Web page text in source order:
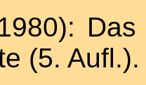
(5.